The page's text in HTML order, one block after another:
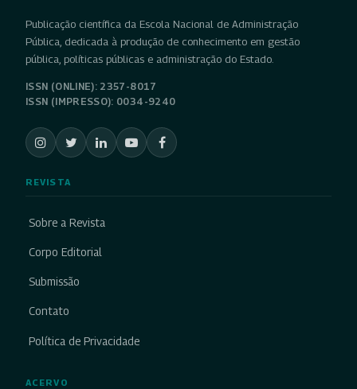
Publicação científica da Escola Nacional de Administração
Pública, dedicada à produção de conhecimento em gestão
pública, políticas públicas e administração do Estado.
ISSN (ONLINE): 2357-8017
ISSN (IMPRESSO): 0034-9240
REVISTA
Sobre a Revista
Corpo Editorial
Submissão
Contato
Política de Privacidade
ACERVO